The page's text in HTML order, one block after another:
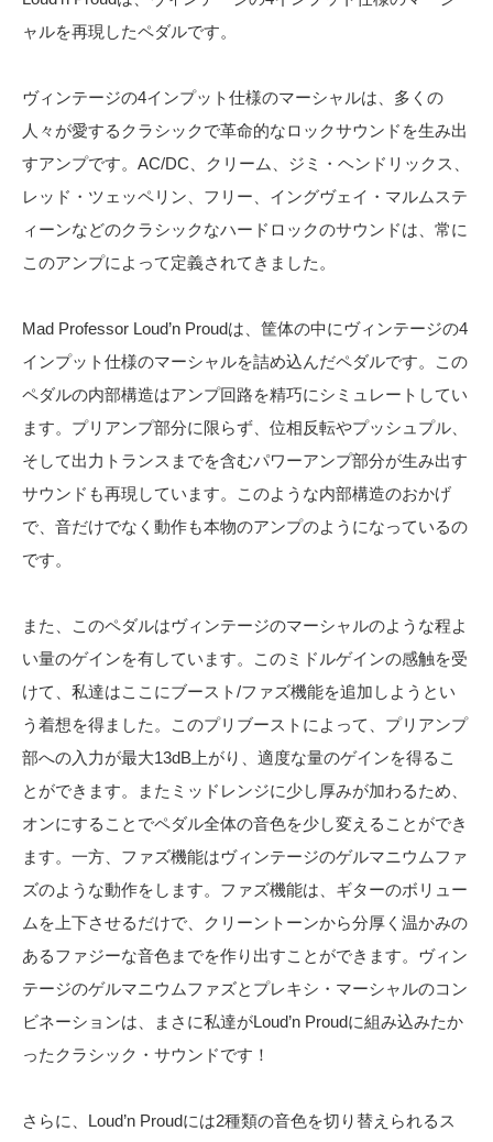
ャルを再現したペダルです。
ヴィンテージの4インプット仕様のマーシャルは、多くの
人々が愛するクラシックで革命的なロックサウンドを生み出
すアンプです。AC/DC、クリーム、ジミ・ヘンドリックス、
レッド・ツェッペリン、フリー、イングヴェイ・マルムステ
ィーンなどのクラシックなハードロックのサウンドは、常に
このアンプによって定義されてきました。
Mad Professor Loud’n Proudは、筐体の中にヴィンテージの4
インプット仕様のマーシャルを詰め込んだペダルです。この
ペダルの内部構造はアンプ回路を精巧にシミュレートしてい
ます。プリアンプ部分に限らず、位相反転やプッシュプル、
そして出力トランスまでを含むパワーアンプ部分が生み出す
サウンドも再現しています。このような内部構造のおかげ
で、音だけでなく動作も本物のアンプのようになっているの
です。
また、このペダルはヴィンテージのマーシャルのような程よ
い量のゲインを有しています。このミドルゲインの感触を受
けて、私達はここにブースト/ファズ機能を追加しようとい
う着想を得ました。このプリブーストによって、プリアンプ
部への入力が最大13dB上がり、適度な量のゲインを得るこ
とができます。またミッドレンジに少し厚みが加わるため、
オンにすることでペダル全体の音色を少し変えることができ
ます。一方、ファズ機能はヴィンテージのゲルマニウムファ
ズのような動作をします。ファズ機能は、ギターのボリュー
ムを上下させるだけで、クリーントーンから分厚く温かみの
あるファジーな音色までを作り出すことができます。ヴィン
テージのゲルマニウムファズとプレキシ・マーシャルのコン
ビネーションは、まさに私達がLoud’n Proudに組み込みたか
ったクラシック・サウンドです！
さらに、Loud’n Proudには2種類の音色を切り替えられるス